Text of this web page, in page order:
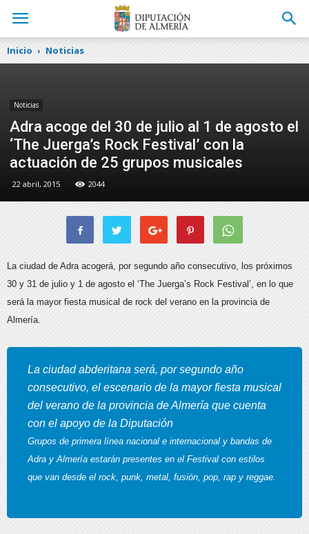
Inicio Noticias
Noticias
Adra acoge del 30 de julio al 1 de agosto el
‘The Juerga’s Rock Festival’ con la
actuación de 25 grupos musicales
22 abril, 2015 2044
La ciudad de Adra acogerá, por segundo año consecutivo, los próximos
30 y 31 de julio y 1 de agosto el ‘The Juerga’s Rock Festival’, en lo que
será la mayor fiesta musical de rock del verano en la provincia de
Almería.
La ciudad abderitana será, por segundo año
consecutivo, el escenario de la mayor fiesta musical
del verano de la provincia de Almería que cuenta
con el apoyo de la Diputación
Grupos de primera línea nacional e internacional y bandas de
Adra y Almería estarán presentes en el Festival con estilos
que van desde el rock, punk, metal, fusión, pop, rap y reggae.